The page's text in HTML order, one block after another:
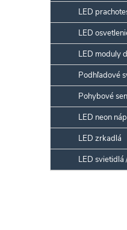
LED
LED
LED moduly
Podhľadové
Pohybové
LED neon
LED zrkadlá
LED svietidlá